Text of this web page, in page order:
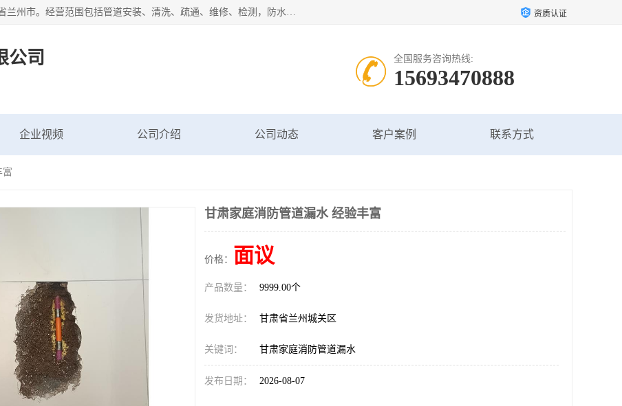
甘肃科探管道工程有限公司成立于2019年，注册地位于甘肃省兰州市。经营范围包括管道安装、清洗、疏通、维修、检测，防水工程，工程钻孔，化粪池清理，暖气安装，给排水管道安装维修，室内外管道如消防、供水、供热管道漏水检测定位，室内外防水堵漏等。 资质认证
公司 全国服务咨询热线:
15693470888
企业视频 公司介绍 公司动态 客户案例 联系方式
富
甘肃家庭消防管道漏水 经验丰富
价格： 面议
产品数量： 9999.00个
发货地址： 甘肃省兰州城关区
关键词： 甘肃家庭消防管道漏水
发布日期： 2026-08-07